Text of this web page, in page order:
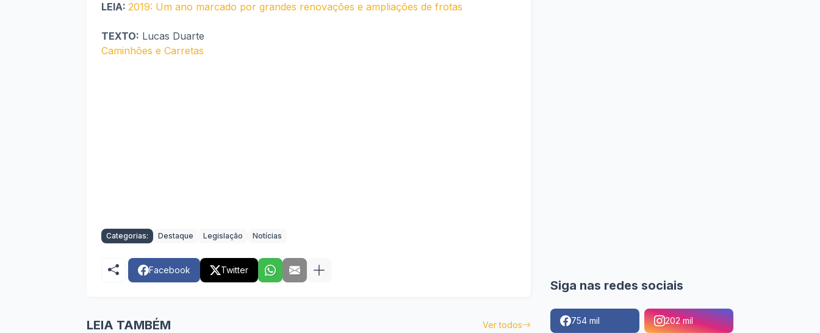
LEIA: 2019: Um ano marcado por grandes renovações e ampliações de frotas
TEXTO: Lucas Duarte
Caminhões e Carretas
Categorias: Destaque Legislação Notícias
Facebook Twitter
LEIA TAMBÉM Ver todos
Siga nas redes sociais
754 mil 202 mil